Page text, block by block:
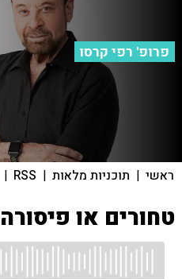
פרופ' רפי קרסו
ראשי | תוכניות מלאות |
RSS
|
טחורים או